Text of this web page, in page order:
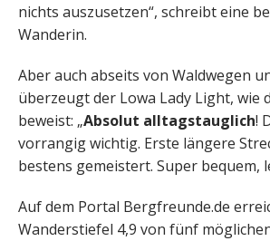
nichts auszusetzen“, schreibt eine
Wanderin.
Aber auch abseits von Waldwegen
überzeugt der Lowa Lady Light, wie
beweist: „Absolut alltagstauglich!
vorrangig wichtig. Erste längere
bestens gemeistert. Super bequem,
Auf dem Portal Bergfreunde.de
Wanderstiefel 4,9 von fünf